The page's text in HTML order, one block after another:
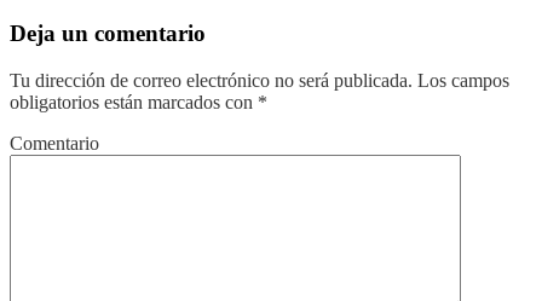
Deja un comentario
Tu dirección de correo electrónico no será publicada. Los campos
obligatorios están marcados con *
Comentario